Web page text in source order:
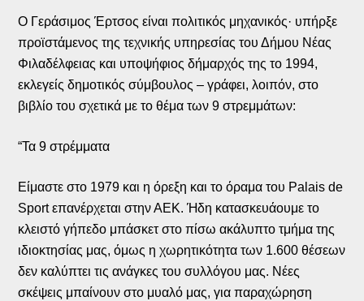
Ο Γεράσιμος Έρτσος είναι πολιτικός μηχανικός· υπήρξε
προϊστάμενος της τεχνικής υπηρεσίας του Δήμου Νέας
Φιλαδέλφειας και υποψήφιος δήμαρχός της το 1994,
εκλεγείς δημοτικός σύμβουλος – γράφει, λοιπόν, στο
βιβλίο του σχετικά με το θέμα των 9 στρεμμάτων:
“Τα 9 στρέμματα
Είμαστε στο 1979 και η όρεξη και το όραμα του Palais de
Sport επανέρχεται στην ΑΕΚ. Ήδη κατασκευάουμε το
κλειστό γήπεδο μπάσκετ στο πίσω ακάλυπτο τμήμα της
ιδιοκτησίας μας, όμως η χωρητικότητα των 1.600 θέσεων
δεν καλύπτει τις ανάγκες του συλλόγου μας. Νέες
σκέψεις μπαίνουν στο μυαλό μας, για παραχώρηση